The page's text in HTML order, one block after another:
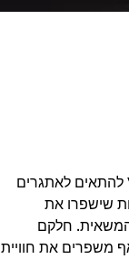
‏‎‎‏גלו את המאפיינים שמאפשרים למשאיות Volvo להתאים לאתגרים
שישפרו את
המשאית. חלקם
משפרים את חוויית